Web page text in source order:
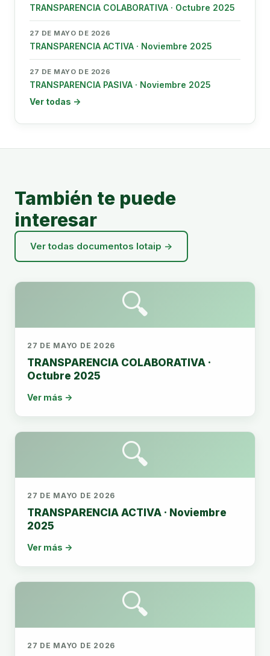
TRANSPARENCIA COLABORATIVA · Octubre 2025
27 DE MAYO DE 2026
TRANSPARENCIA ACTIVA · Noviembre 2025
27 DE MAYO DE 2026
TRANSPARENCIA PASIVA · Noviembre 2025
Ver todas →
También te puede
interesar
Ver todas documentos lotaip →
🔍
27 DE MAYO DE 2026
TRANSPARENCIA COLABORATIVA ·
Octubre 2025
Ver más →
🔍
27 DE MAYO DE 2026
TRANSPARENCIA ACTIVA · Noviembre
2025
Ver más →
🔍
27 DE MAYO DE 2026